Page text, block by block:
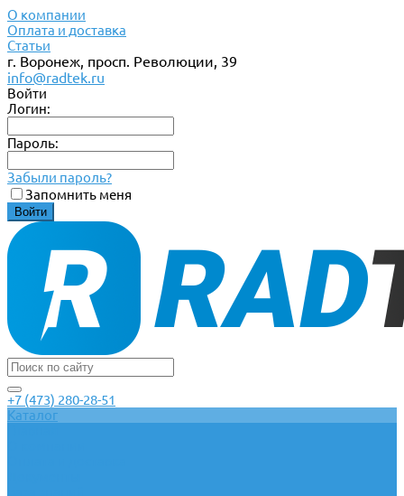
О компании
Оплата и доставка
Статьи
г. Воронеж, просп. Революции, 39
info@radtek.ru
Войти
Логин:
Пароль:
Забыли пароль?
Запомнить меня
+7 (473) 280-28-51
Каталог